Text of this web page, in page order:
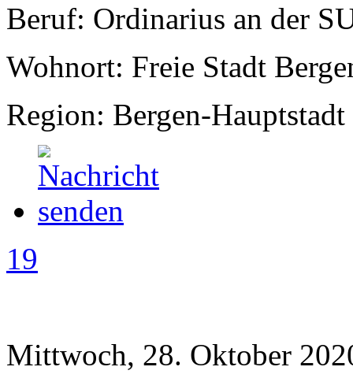
Beruf: Ordinarius an der
Wohnort: Freie Stadt
Region: Bergen-Hauptstadt
19
Mittwoch, 28. Oktober